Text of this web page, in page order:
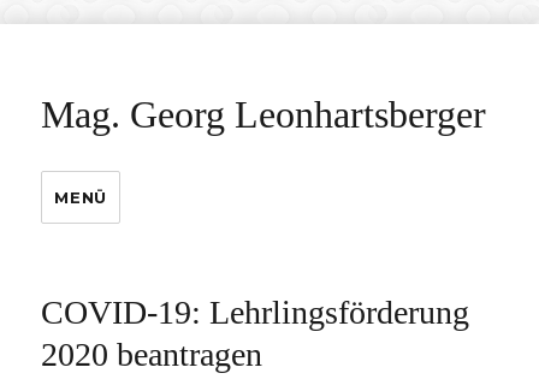
Mag. Georg Leonhartsberger
MENÜ
COVID-19: Lehrlingsförderung
2020 beantragen